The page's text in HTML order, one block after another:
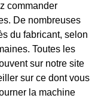
commander
De nombreuses
du fabricant, selon
Toutes les
sur notre site
sur ce dont vous
la machine